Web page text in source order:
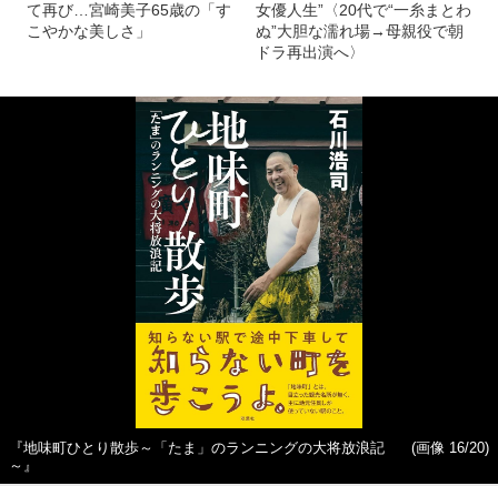
て再び…宮崎美子65歳の「す
こやかな美しさ」
女優人生”〈20代で“一糸まとわ
ぬ”大胆な濡れ場→母親役で朝
ドラ再出演へ〉
『地味町ひとり散歩～「たま」のランニングの大将放浪記
～』
(画像 16/20)